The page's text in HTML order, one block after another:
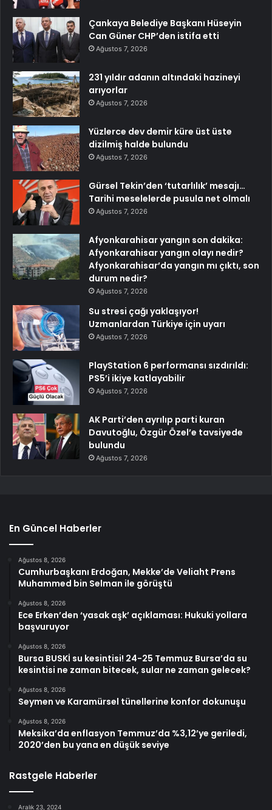
Çankaya Belediye Başkanı Hüseyin
Can Güner CHP’den istifa etti
Ağustos 7, 2026
231 yıldır adanın altındaki hazineyi
arıyorlar
Ağustos 7, 2026
Yüzlerce dev demir küre üst üste
dizilmiş halde bulundu
Ağustos 7, 2026
Gürsel Tekin’den ‘tutarlılık’ mesajı…
Tarihi meselelerde pusula net olmalı
Ağustos 7, 2026
Afyonkarahisar yangın son dakika:
Afyonkarahisar yangın olayı nedir?
Afyonkarahisar’da yangın mı çıktı, son
durum nedir?
Ağustos 7, 2026
Su stresi çağı yaklaşıyor!
Uzmanlardan Türkiye için uyarı
Ağustos 7, 2026
PlayStation 6 performansı sızdırıldı:
PS5’i ikiye katlayabilir
Ağustos 7, 2026
AK Parti’den ayrılıp parti kuran
Davutoğlu, Özgür Özel’e tavsiyede
bulundu
Ağustos 7, 2026
En Güncel Haberler
Ağustos 8, 2026
Cumhurbaşkanı Erdoğan, Mekke’de Veliaht Prens
Muhammed bin Selman ile görüştü
Ağustos 8, 2026
Ece Erken’den ‘yasak aşk’ açıklaması: Hukuki yollara
başvuruyor
Ağustos 8, 2026
Bursa BUSKİ su kesintisi! 24-25 Temmuz Bursa’da su
kesintisi ne zaman bitecek, sular ne zaman gelecek?
Ağustos 8, 2026
Seymen ve Karamürsel tünellerine konfor dokunuşu
Ağustos 8, 2026
Meksika’da enflasyon Temmuz’da %3,12’ye geriledi,
2020’den bu yana en düşük seviye
Rastgele Haberler
Aralık 23, 2024